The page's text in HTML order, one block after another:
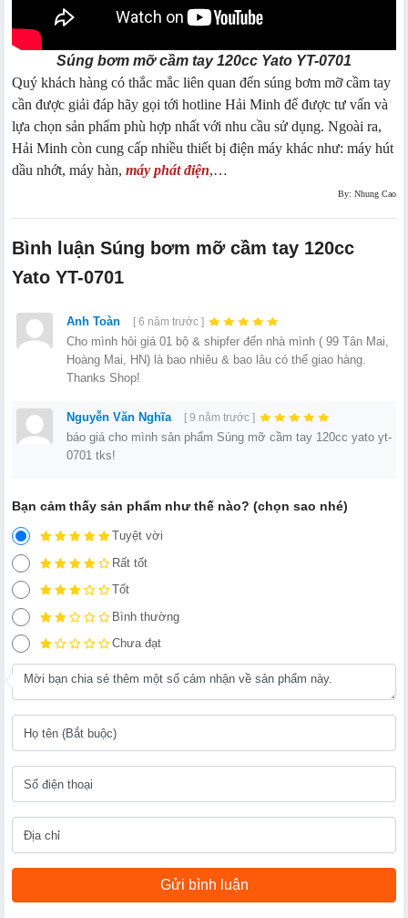
Súng bơm mỡ cầm tay 120cc Yato YT-0701
Quý khách hàng có thắc mắc liên quan đến súng bơm mỡ cầm tay
cần được giải đáp hãy gọi tới hotline Hải Minh để được tư vấn và
lựa chọn sản phẩm phù hợp nhất với nhu cầu sử dụng. Ngoài ra,
Hải Minh còn cung cấp nhiều thiết bị điện máy khác như: máy hút
dầu nhớt, máy hàn, máy phát điện,…
By: Nhung Cao
Bình luận Súng bơm mỡ cầm tay 120cc
Yato YT-0701
Anh Toàn [ 6 năm trước ]
Cho mình hỏi giá 01 bộ & shipfer đến nhà mình ( 99 Tân Mai,
Hoàng Mai, HN) là bao nhiêu & bao lâu có thể giao hàng.
Thanks Shop!
Nguyễn Văn Nghĩa [ 9 năm trước ]
báo giá cho mình sản phẩm Súng mỡ cầm tay 120cc yato yt-
0701 tks!
Bạn cảm thấy sản phẩm như thế nào? (chọn sao nhé)
Tuyệt vời
Rất tốt
Tốt
Bình thường
Chưa đạt